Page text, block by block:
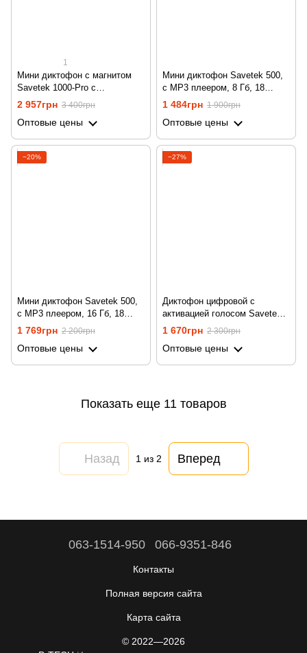
1
Мини диктофон с магнитом
Savetek 1000-Pro с
активацией голосом, 32 gb,
500 часов работы
2 957грн 3 400грн
Оптовые цены
Мини диктофон Savetek 500,
c MP3 плеером, 8 Гб, 18
часов записи
1 484грн 1 900грн
Оптовые цены
−20%
Мини диктофон Savetek 500,
c MP3 плеером, 16 Гб, 18
часов записи
1 769грн 2 200грн
Оптовые цены
−27%
Диктофон цифровой с
активацией голосом Savetek
GS-R63, 8 Гб памяти
1 670грн 2 300грн
Оптовые цены
Показать еще 11 товаров
Назад 1из 2 Вперед
063-1514-950 066-9351-846
Контакты
Полная версия сайта
Карта сайта
© 2022—2026